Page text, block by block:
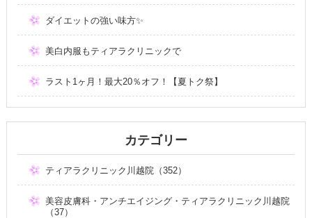
ダイエットの強い味方✨
美白内服もティアラクリニックで
ラスト1ヶ月！最大20％オフ！【夏トク祭】
カテゴリー
ティアラクリニック川越院（352）
美容皮膚科・アンチエイジング・ティアラクリニック川越院
（37）